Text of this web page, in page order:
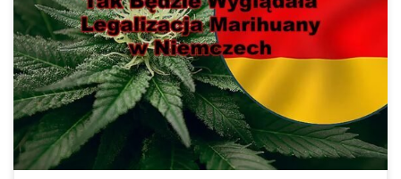
Dzisiaj, tj. 12 kwietnia 2023 roku na konferencji prasowej
Minister […]